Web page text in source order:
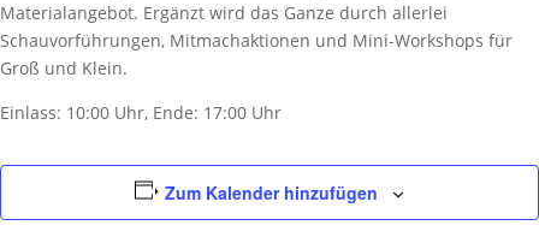
Materialangebot. Ergänzt wird das Ganze durch allerlei
Schauvorführungen, Mitmachaktionen und Mini-Workshops für
Groß und Klein.
Einlass: 10:00 Uhr, Ende: 17:00 Uhr
Zum Kalender hinzufügen